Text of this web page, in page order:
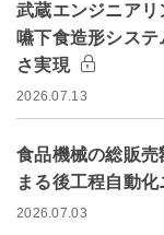
武蔵エンジニア
嚥下食造形シス
さ実現
2026.07.13
食品機械の総販
まる後工程自動
2026.07.03